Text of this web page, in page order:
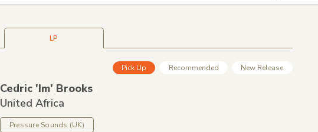
LP
Pick Up Recommended New Release
Cedric 'Im' Brooks
United Africa
Pressure Sounds (UK)